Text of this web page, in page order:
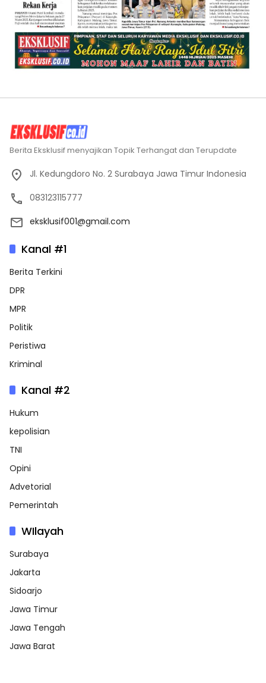
Berita Eksklusif menyajikan Topik Terhangat dan Terupdate
Jl. Kedungdoro No. 2 Surabaya Jawa Timur Indonesia
083123115777
eksklusif001@gmail.com
Kanal #1
Berita Terkini
DPR
MPR
Politik
Peristiwa
Kriminal
Kanal #2
Hukum
kepolisian
TNI
Opini
Advetorial
Pemerintah
WIlayah
Surabaya
Jakarta
Sidoarjo
Jawa Timur
Jawa Tengah
Jawa Barat